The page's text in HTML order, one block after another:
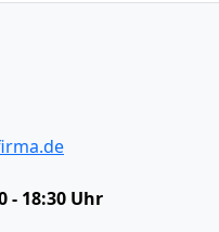
- 18:30 Uhr